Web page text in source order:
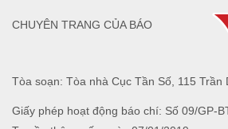
Tòa soạn: Tòa nhà Cục Tần Số, 115 Trần
Giấy phép hoạt động báo chí: Số 09/GP-
CHUYÊN TRANG CỦA BÁO